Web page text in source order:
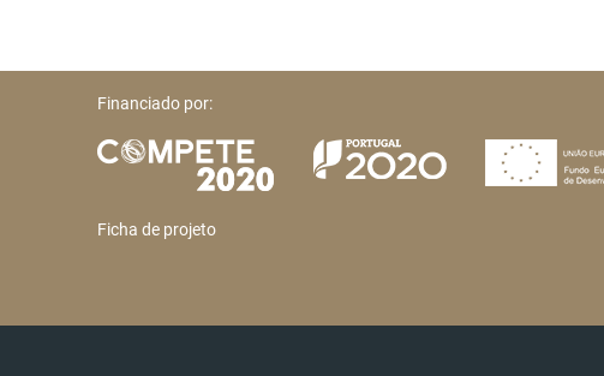
Financiado por:
Ficha de projeto